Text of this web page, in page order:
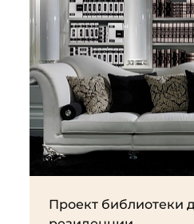
Проект библиотеки